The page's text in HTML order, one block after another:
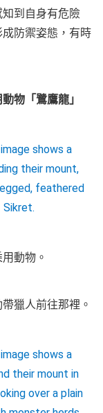
到自身有危險
防禦姿態，有時
物「鷺鷹龍」
動物。
獵人前往那裡。